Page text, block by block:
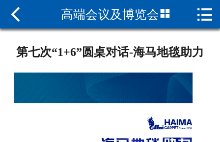
 网站首页
产品中心
现货查询
 高端会议及博览会 
第七次“1+6”圆桌对话-海马地毯助力